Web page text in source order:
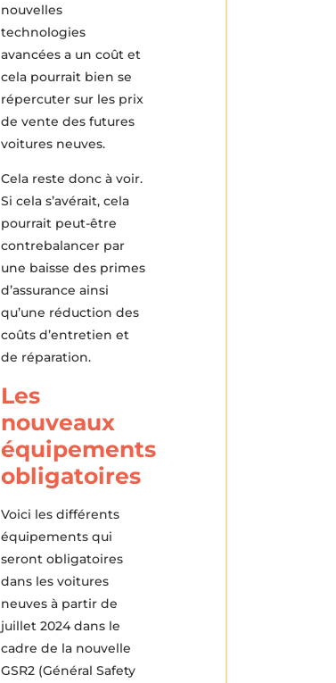
nouvelles
technologies
avancées a un coût et
cela pourrait bien se
répercuter sur les prix
de vente des futures
voitures neuves.
Cela reste donc à voir.
Si cela s’avérait, cela
pourrait peut-être
contrebalancer par
une baisse des primes
d’assurance ainsi
qu’une réduction des
coûts d’entretien et
de réparation.
Les
nouveaux
équipements
obligatoires
Voici les différents
équipements qui
seront obligatoires
dans les voitures
neuves à partir de
juillet 2024 dans le
cadre de la nouvelle
GSR2 (Général Safety